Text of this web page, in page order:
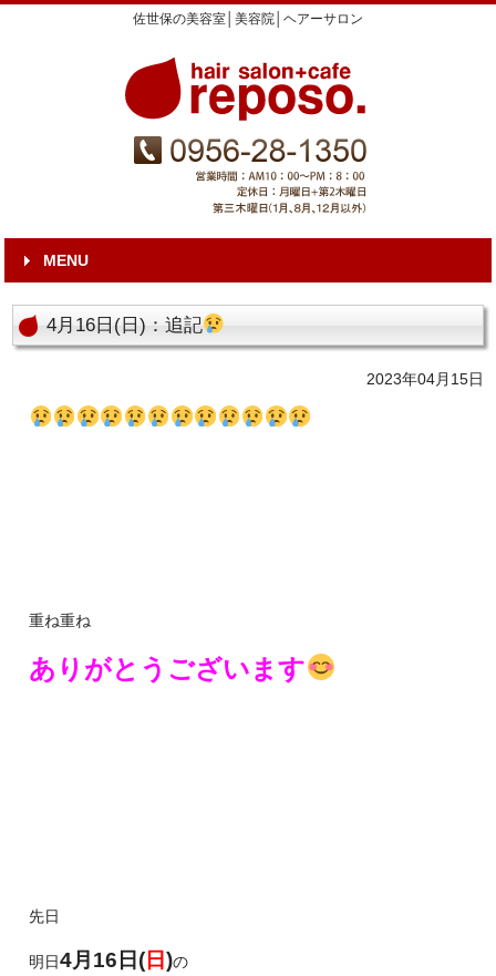
佐世保の美容室│美容院│ヘアーサロン
MENU
4月16日(日)：追記
2023年04月15日
重ね重ね
ありがとうございます
先日
明日4月16日( 日)の